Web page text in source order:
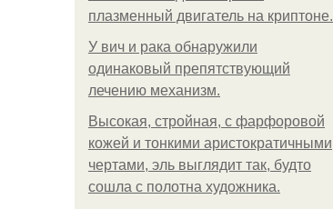
плазменный двигатель на криптоне.
У вич и рака обнаружили
одинаковый препятствующий
лечению механизм.
Высокая, стройная, с фарфоровой
кожей и тонкими аристократичными
чертами, эль выглядит так, будто
сошла с полотна художника.